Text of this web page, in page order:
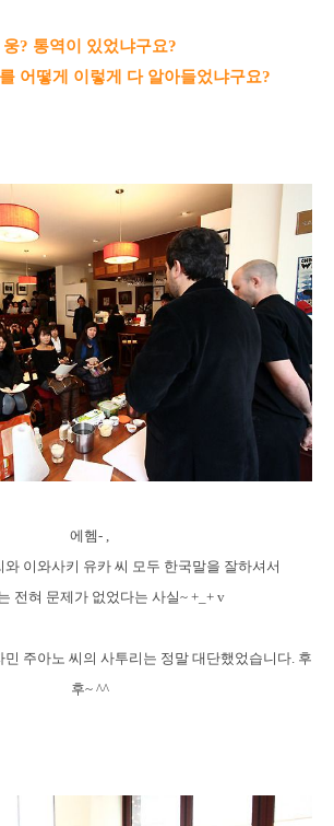
웅? 통역이 있었냐구요?
어떻게 이렇게 다 알아들었냐구요?
에헴- ,
와 이와사키 유카 씨 모두 한국말을 잘하셔서
전혀 문제가 없었다는 사실~ +_+ v
민 주아노 씨의 사투리는 정말 대단했었습니다. 후
후~ ^^